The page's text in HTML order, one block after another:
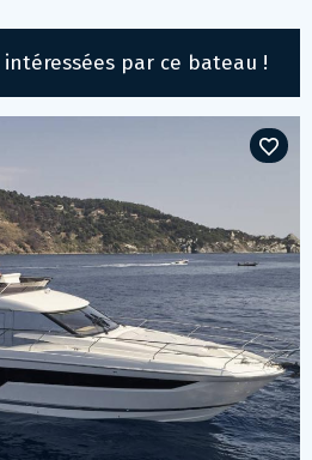
intéressées par ce bateau !